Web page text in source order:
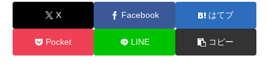
X Facebook はてブ
Pocket LINE コピー